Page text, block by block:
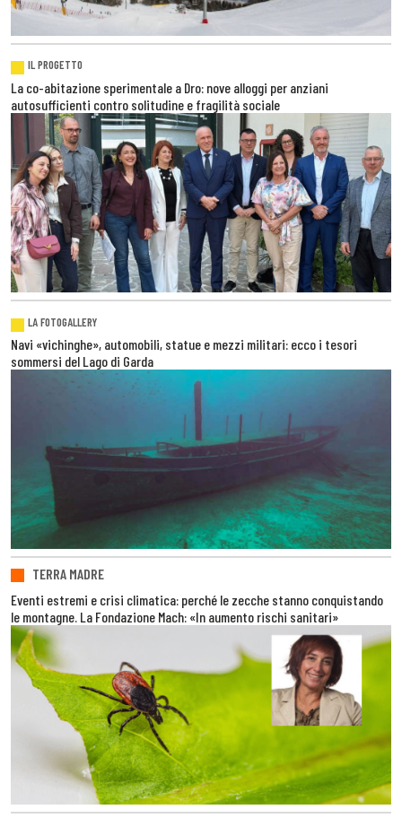
IL PROGETTO
La co-abitazione sperimentale a Dro: nove alloggi per anziani
autosufficienti contro solitudine e fragilità sociale
LA FOTOGALLERY
Navi «vichinghe», automobili, statue e mezzi militari: ecco i tesori
sommersi del Lago di Garda
TERRA MADRE
Eventi estremi e crisi climatica: perché le zecche stanno conquistando
le montagne. La Fondazione Mach: «In aumento rischi sanitari»